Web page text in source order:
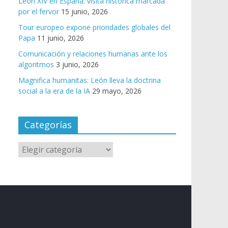
por el fervor 15 junio, 2026
Tour europeo expone prioridades globales del
Papa 11 junio, 2026
Comunicación y relaciones humanas ante los
algoritmos 3 junio, 2026
Magnifica humanitas: León lleva la doctrina
social a la era de la IA 29 mayo, 2026
Categorías